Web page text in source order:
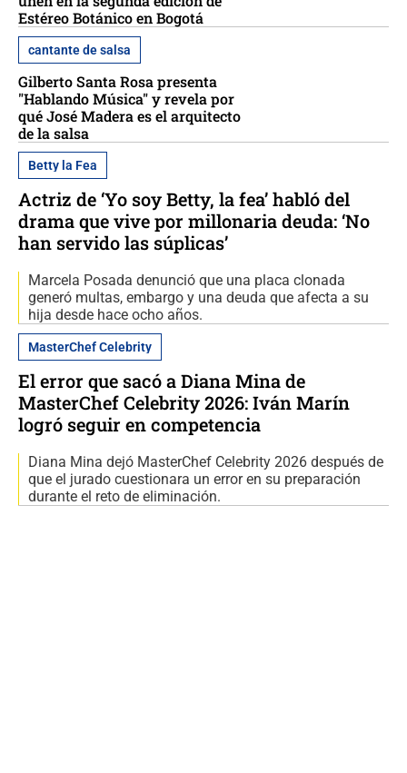
Estéreo Botánico en Bogotá
cantante de salsa
Gilberto Santa Rosa presenta
"Hablando Música" y revela por
qué José Madera es el arquitecto
de la salsa
Betty la Fea
Actriz de ‘Yo soy Betty, la fea’ habló del
drama que vive por millonaria deuda: ‘No
han servido las súplicas’
Marcela Posada denunció que una placa clonada
generó multas, embargo y una deuda que afecta a su
hija desde hace ocho años.
MasterChef Celebrity
El error que sacó a Diana Mina de
MasterChef Celebrity 2026: Iván Marín
logró seguir en competencia
Diana Mina dejó MasterChef Celebrity 2026 después de
que el jurado cuestionara un error en su preparación
durante el reto de eliminación.